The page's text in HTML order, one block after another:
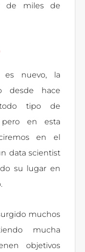
de miles de
es nuevo, la
desde hace
todo tipo de
pero en esta
en el
data scientist
su lugar en
muchos
mucha
objetivos